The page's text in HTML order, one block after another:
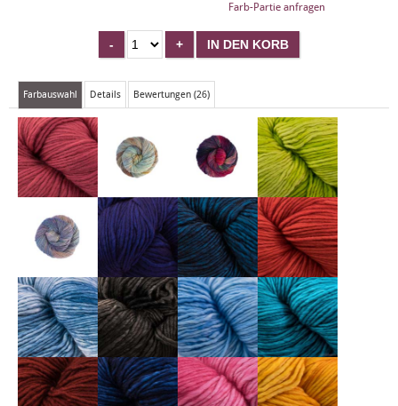
Farb-Partie anfragen
Farbauswahl Details Bewertungen (26)